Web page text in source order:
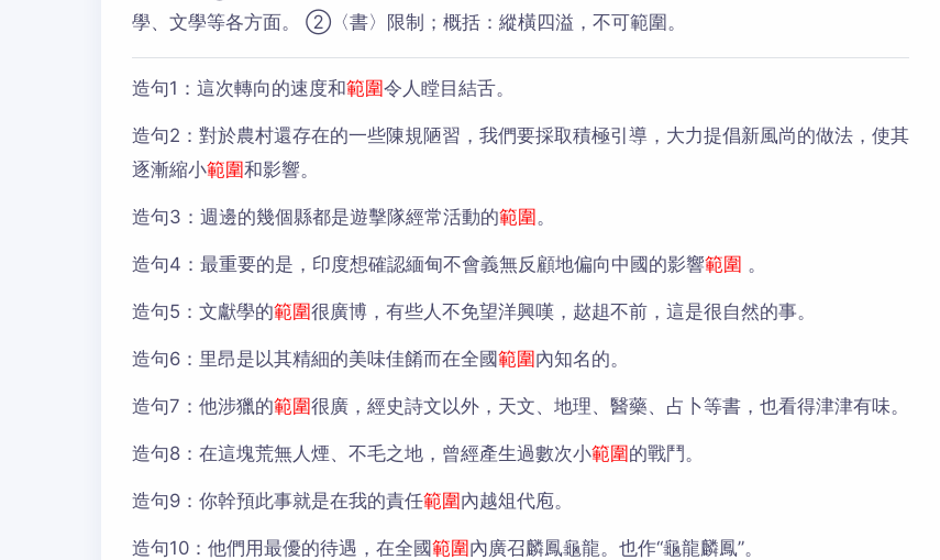
學、文學等各方面。 ②〈書〉限制；概括：縱橫四溢，不可範圍。
造句1： 這次轉向的速度和範圍令人瞠目結舌。
造句2： 對於農村還存在的一些陳規陋習，我們要採取積極引導，大力提倡新風尚的做法，使其
逐漸縮小範圍和影響。
造句3： 週邊的幾個縣都是遊擊隊經常活動的範圍。
造句4： 最重要的是，印度想確認緬甸不會義無反顧地偏向中國的影響範圍 。
造句5： 文獻學的範圍很廣博，有些人不免望洋興嘆，趑趄不前，這是很自然的事。
造句6： 里昂是以其精細的美味佳餚而在全國範圍內知名的。
造句7： 他涉獵的範圍很廣，經史詩文以外，天文、地理、醫藥、占卜等書，也看得津津有味。
造句8： 在這塊荒無人煙、不毛之地，曾經產生過數次小範圍的戰鬥。
造句9： 你幹預此事就是在我的責任範圍內越俎代庖。
造句10： 他們用最優的待遇，在全國範圍內廣召麟鳳龜龍。也作“龜龍麟鳳”。